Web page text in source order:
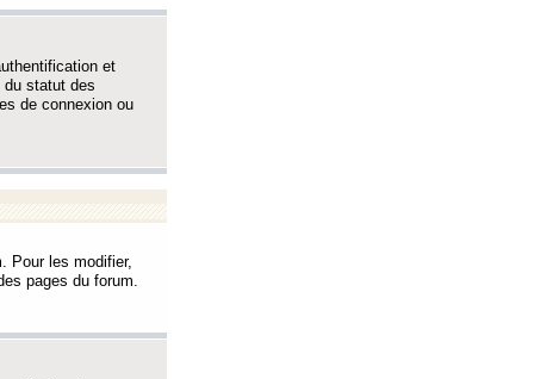
et
du statut des
de connexion ou
Pour les modifier,
pages du forum.